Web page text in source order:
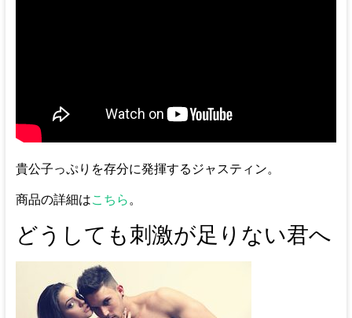
貴公子っぷりを存分に発揮するジャスティン。
商品の詳細は こちら
どうしても刺激が足りない君へ